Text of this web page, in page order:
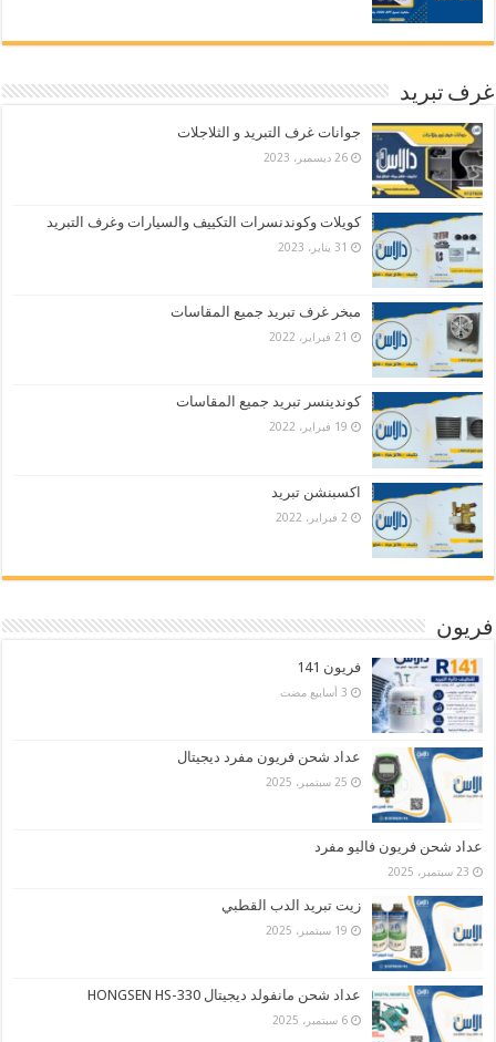
غرف تبريد
جوانات غرف التبريد و الثلاجلات
26 ديسمبر، 2023
كويلات وكوندنسرات التكييف والسيارات وغرف التبريد
31 يناير، 2023
مبخر غرف تبريد جميع المقاسات
21 فبراير، 2022
كوندينسر تبريد جميع المقاسات
19 فبراير، 2022
اكسبنشن تبريد
2 فبراير، 2022
فريون
فريون 141
عداد شحن فريون مفرد ديجيتال
25 سبتمبر، 2025
عداد شحن فريون فاليو مفرد
23 سبتمبر، 2025
زيت تبريد الدب القطبي
19 سبتمبر، 2025
عداد شحن مانفولد ديجيتال HONGSEN HS-330
6 سبتمبر، 2025